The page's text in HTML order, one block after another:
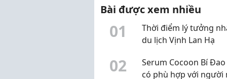
hiệu quả hơn trong công
việc cũng như cu...
+
Bài được xem nhiều
01
Thời điểm lý tưởng
du lịch Vịnh Lan Hạ
02
Serum Cocoon Bí Đao
có phù hợp với người